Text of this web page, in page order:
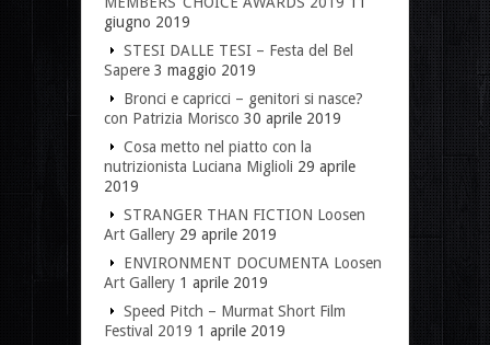
giugno 2019
STESI DALLE TESI – Festa del Bel
Sapere 3 maggio 2019
Bronci e capricci – genitori si nasce?
con Patrizia Morisco 30 aprile 2019
Cosa metto nel piatto con la
nutrizionista Luciana Miglioli 29 aprile
2019
STRANGER THAN FICTION Loosen
Art Gallery 29 aprile 2019
ENVIRONMENT DOCUMENTA Loosen
Art Gallery 1 aprile 2019
Speed Pitch – Murmat Short Film
Festival 2019 1 aprile 2019